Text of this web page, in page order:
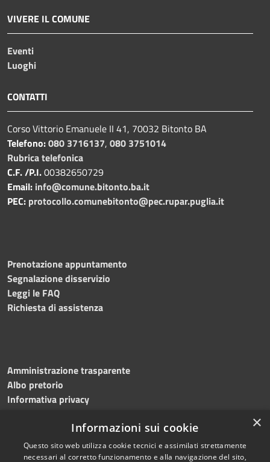
VIVERE IL COMUNE
Eventi
Luoghi
CONTATTI
Corso Vittorio Emanuele II 41, 70032 Bitonto BA
Telefono:080 3716137, 080 3751014
Rubrica telefonica
C.F. /P.I.00382650729
Email: info@comune.bitonto.ba.it
PEC: protocollo.comunebitonto@pec.rupar.puglia.it
Prenotazione appuntamento
Segnalazione disservizio
Leggi le FAQ
Richiesta di assistenza
Amministrazione trasparente
Albo pretorio
Informativa privacy
Dichiarazione di accessibilità Meccanismo di feedback ×
Informazioni sui cookie
Questo sito web utilizza cookie tecnici e assimilati strettamente
necessari al corretto funzionamento e alla navigazione del sito,